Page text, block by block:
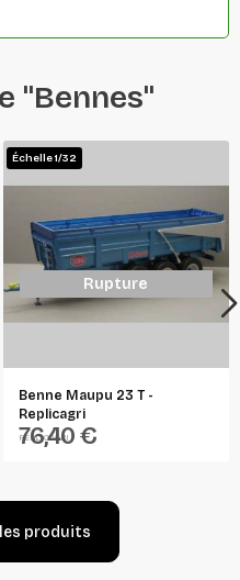
"Bennes"
Échelle 1/32
Rupture
Benne Maupu 23 T -
Replicagri
REPLICAGRI
76,40 €
produits